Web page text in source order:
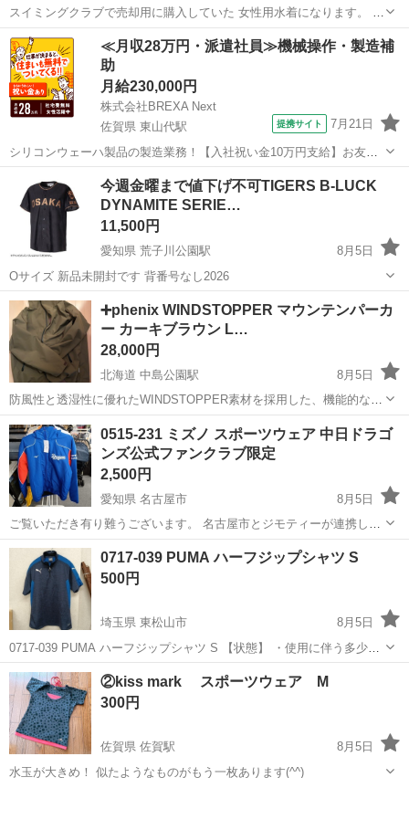
スイミングクラブで売却用に購入していた 女性用水着になります。 新
品未開封です。 定価は3980円です。 サイズ5S(SS) バスト77になりま
す。 スイムキャップ·半袖トップス·スカート·ハイウエストボトム4点
セット 色...
千葉 木更津市 木更津駅 スポーツウェア
≪月収28万円・派遣社員≫機械操作・製造補
助
月給230,000円
株式会社BREXA Next
佐賀県 東山代駅
提携サイト 7月21日
シリコンウェーハ製品の製造業務！【入社祝い金10万円支給】お友達
やカップルとの応募OK◎年間休日129日＆休出なしでプライベート充
実♪業務はクリーンルームで快適作業◎自社正社員登用制度あり★1食
300円～の格安食堂あり！《佐...
伊万里市 東山代駅 その他
今週金曜まで値下げ不可TIGERS B-LUCK
DYNAMITE SERIE…
11,500円
愛知県 荒子川公園駅
8月5日
Oサイズ 新品未開封です 背番号なし2026
愛知 名古屋市 スポーツウェア
➕phenix WINDSTOPPER マウンテンパーカ
ー カーキブラウン L…
28,000円
北海道 中島公園駅
8月5日
防風性と透湿性に優れたWINDSTOPPER素材を採用した、機能的なマ
ウンテンパーカーです。 - 素材: WINDSTOPPER BY GORE-TEX
LABS - カラー: KHAKI BROWN - サイズ:...
北海道 札幌市 スポーツウェア
0515-231 ミズノ スポーツウェア 中日ドラゴ
ンズ公式ファンクラブ限定
2,500円
愛知県 名古屋市
8月5日
ご覧いただき有り難うございます。 名古屋市とジモティーが連携して
運営しています。 粗⼤ごみ等の減量を⽬的にまだ使えるものをリユー
スしています。 ★★★★★ ご自宅にある不要品を是非ジモティースポ
ットへお持...
愛知 名古屋市
0717-039 PUMA ハーフジップシャツ S
500円
埼玉県 東松山市
8月5日
0717-039 PUMA ハーフジップシャツ S 【状態】 ・使用に伴う多少の
スレ、キズ、落としきれない汚れなどございます ・詳細は現地でご確
認ください ・お値引きは出来かねますのでご了承願います ※中古...
埼玉 東松山市 PUMA
②kiss mark スポーツウェア M
300円
佐賀県 佐賀駅
8月5日
水玉が大きめ！ 似たようなものがもう一枚あります(^^)